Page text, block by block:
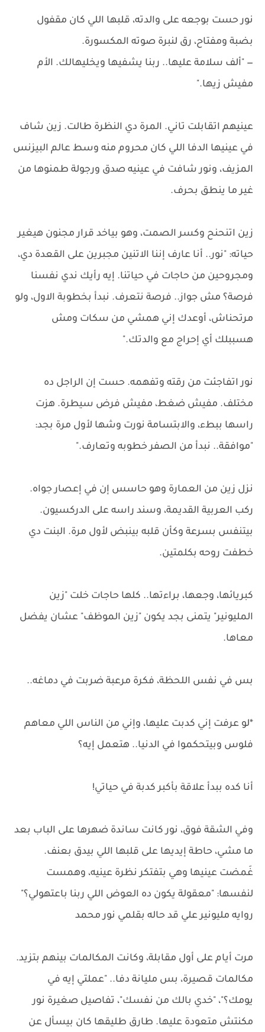
نور حست بوجعه على والدته، قلبها اللي كان مقفول
بضبة ومفتاح، رق لنبرة صوته المكسورة.
— "ألف سلامة عليها.. ربنا يشفيها ويخليهالك. الأم
مفيش زيها."
عينيهم اتقابلت تاني. المرة دي النظرة طالت. زين شاف
في عينيها الدفا اللي كان محروم منه وسط عالم البيزنس
المزيف، ونور شافت في عينيه صدق ورجولة طمنوها من
غير ما ينطق بحرف.
زين اتنحنح وكسر الصمت، وهو بياخد قرار مجنون هيغير
حياته: "نور.. أنا عارف إننا الاتنين مجبرين على القعدة دي،
ومجروحين من حاجات في حياتنا. إيه رأيك ندي نفسنا
فرصة؟ مش جواز.. فرصة نتعرف. نبدأ بخطوبة الاول، ولو
مرتحناش، أوعدك إني همشي من سكات ومش
هسببلك أي إحراج مع والدتك."
نور اتفاجئت من رقته وتفهمه. حست إن الراجل ده
مختلف. مفيش ضغط، مفيش فرض سيطرة. هزت
راسها ببطء، والابتسامة نورت وشها لأول مرة بجد:
"موافقة.. نبدأ من الصفر خطوبه وتعارف."
نزل زين من العمارة وهو حاسس إن في إعصار جواه.
ركب العربية القديمة، وسند راسه على الدركسيون.
بيتنفس بسرعة وكأن قلبه بينبض لأول مرة. البنت دي
خطفت روحه بكلمتين.
كبريائها، وجعها، براءتها.. كلها حاجات خلت "زين
المليونير" يتمنى بجد يكون "زين الموظف" عشان يفضل
معاها.
بس في نفس اللحظة، فكرة مرعبة ضربت في دماغه..
*لو عرفت إني كدبت عليها، وإني من الناس اللي معاهم
فلوس وبيتحكموا في الدنيا.. هتعمل إيه؟
أنا كده ببدأ علاقة بأكبر كدبة في حياتي!
وفي الشقة فوق، نور كانت ساندة ضهرها على الباب بعد
ما مشي، حاطة إيديها على قلبها اللي بيدق بعنف.
غَمضت عينيها وهي بتفتكر نظرة عينيه، وهمست
لنفسها: "معقولة يكون ده العوض اللي ربنا باعتهولي؟"
روايه مليونير علي قد حاله بقلمي نور محمد
مرت أيام على أول مقابلة، وكانت المكالمات بينهم بتزيد.
مكالمات قصيرة، بس مليانة دفا.. "عملتي إيه في
يومك؟"، "خدي بالك من نفسك"، تفاصيل صغيرة نور
مكنتش متعودة عليها. طارق طليقها كان بيسأل عن